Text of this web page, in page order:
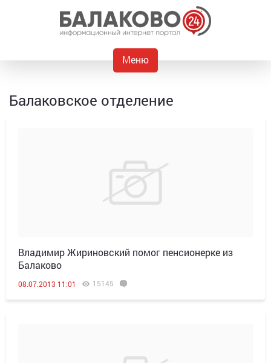
Меню
Балаковское отделение
Владимир Жириновский помог пенсионерке из
Балаково
08.07.2013 11:01 15145